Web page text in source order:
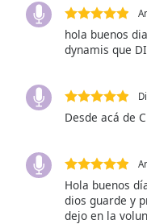
Subtitles
subtitles
settings
opens
subtitles
settings
subtitles
off,
selected
hola buenos
dynamis que
Desde acá de
Hola buenos
dios guarde y
dejo en la